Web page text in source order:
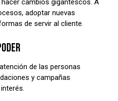
adoptar nuevas
de servir al cliente.
de las personas
y campañas